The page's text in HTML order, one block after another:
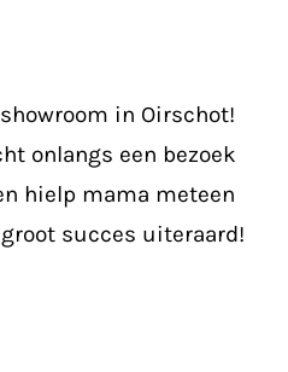
in Oirschot!
onlangs een bezoek
hielp mama meteen
succes uiteraard!